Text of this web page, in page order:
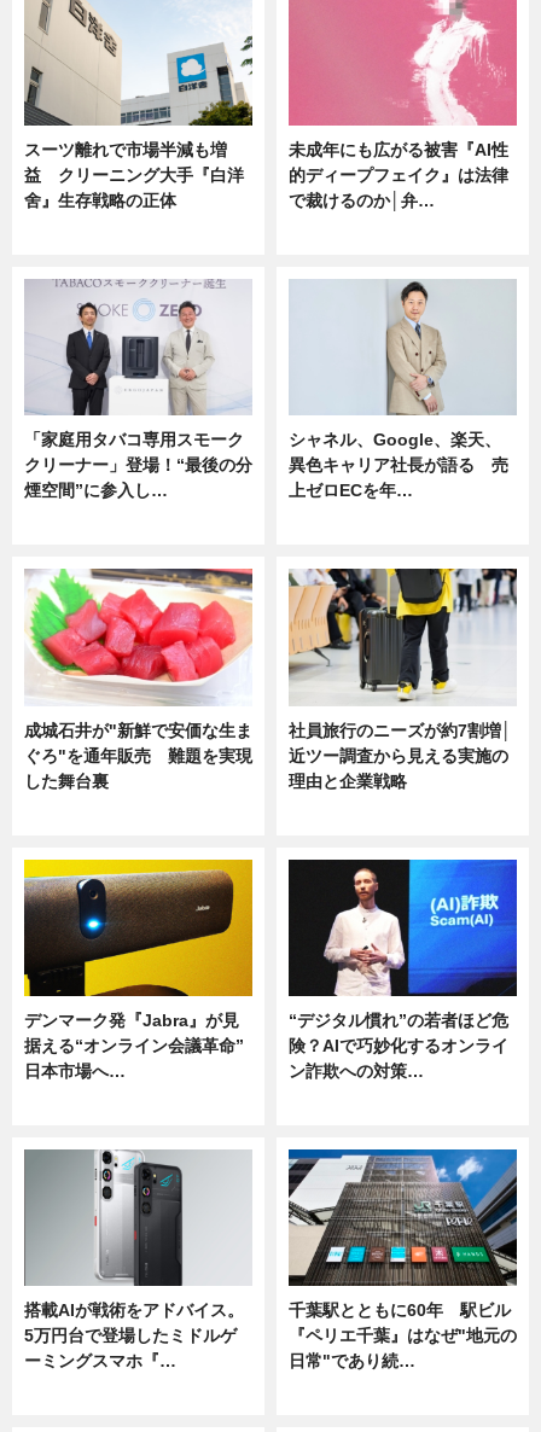
スーツ離れで市場半減も増
益 クリーニング大手『白洋
舍』生存戦略の正体
未成年にも広がる被害『AI性
的ディープフェイク』は法律
で裁けるのか│弁…
「家庭用タバコ専用スモーク
クリーナー」登場！“最後の分
煙空間”に参入し…
シャネル、Google、楽天、
異色キャリア社長が語る 売
上ゼロECを年…
成城石井が"新鮮で安価な生ま
ぐろ"を通年販売 難題を実現
した舞台裏
社員旅行のニーズが約7割増│
近ツー調査から見える実施の
理由と企業戦略
デンマーク発『Jabra』が見
据える“オンライン会議革命”
日本市場へ…
“デジタル慣れ”の若者ほど危
険？AIで巧妙化するオンライ
ン詐欺への対策…
搭載AIが戦術をアドバイス。
5万円台で登場したミドルゲ
ーミングスマホ『…
千葉駅とともに60年 駅ビル
『ペリエ千葉』はなぜ"地元の
日常"であり続…